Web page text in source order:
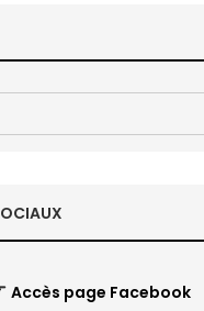
Accès page Facebook